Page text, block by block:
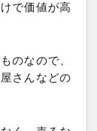
で価値が高
のなので、
さんなどの